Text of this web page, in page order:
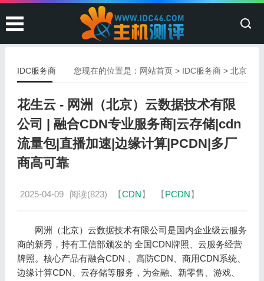
您现在的位置是： 网站首页 > IDC服务商 >北京
IDC服务商
花生云 - 网洲（北京）云数据技术有限
公司 | 融合CDN专业服务商|云存储|cdn
流量包|直播加速|边缘计算|PCDN|多厂
商高可靠
2025-04-09 阅读(823) 【CDN】 【PCDN】
网洲（北京）云数据技术有限公司是国内企业级云服务
商的新秀，持有工信部颁发的 全国CDN牌照、云服务经营
牌照。核心产品有融合CDN 、高防CDN、商用CDN系统、
边缘计算CDN、云存储等服务，为金融、新零售、游戏、